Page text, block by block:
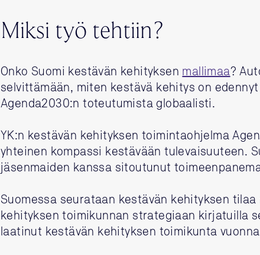
Miksi työ tehtiin?
Onko Suomi kestävän kehityksen mallimaa?
selvittämään, miten kestävä kehitys on
Agenda2030:n toteutumista globaalisti.
YK:n kestävän kehityksen toimintaohjelma
yhteinen kompassi kestävään tulevaisuuteen.
jäsenmaiden kanssa sitoutunut
Suomessa seurataan kestävän kehityksen tilaa
kehityksen toimikunnan strategiaan kirjatuilla
laatinut kestävän kehityksen toimikunta